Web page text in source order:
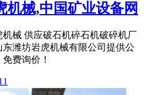
机械,中国矿业设备网
机械 供应破石机碎石机破碎机厂
潍坊岩虎机械有限公司提供公
费询价！